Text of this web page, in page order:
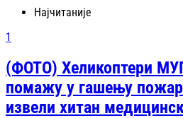
Најчитаније
1
(ФОТО) Хеликоптери
помажу у гашењу
извели хитан